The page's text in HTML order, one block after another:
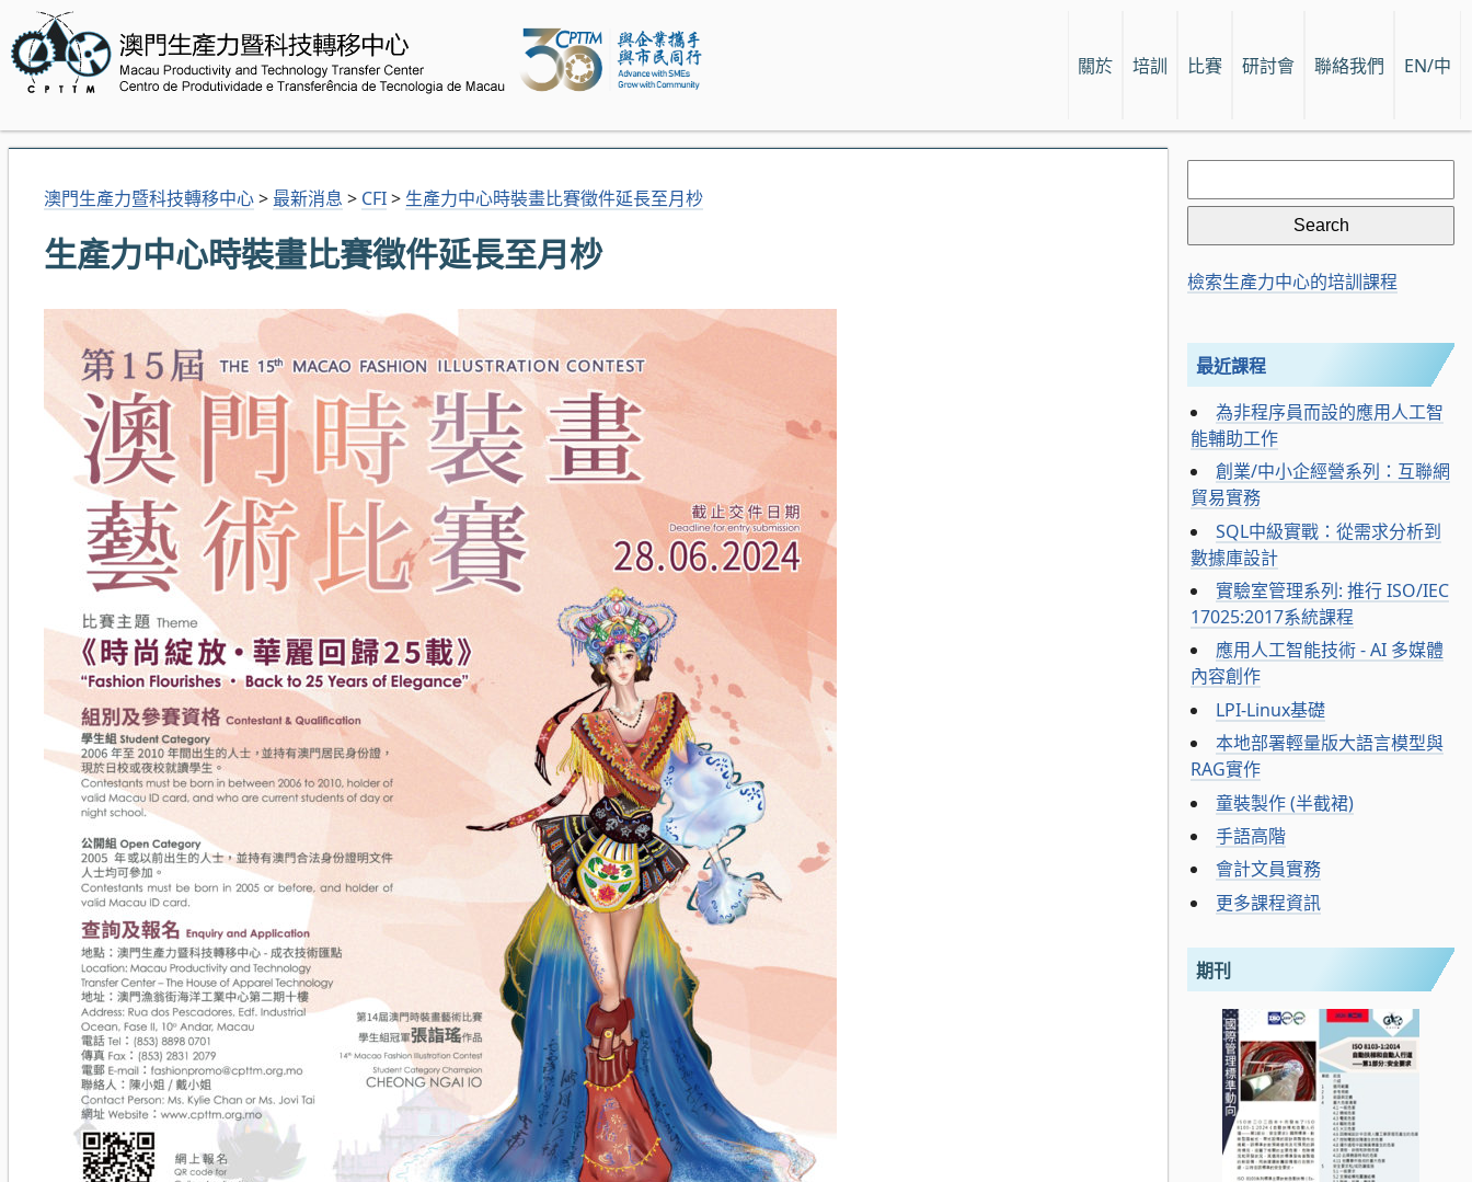
關於 培訓 比賽 研討會 聯絡我們 EN/中
澳門生產力暨科技轉移中心> 最新消息 > CFI> 生產力中心時裝畫比賽徵件延長至月杪
生產力中心時裝畫比賽徵件延長至月杪
Search
for:
檢索生產力中心的培訓課程
最近課程
為非程序員而設的應用人工智
能輔助工作
創業/中小企經營系列：互聯網
貿易實務
SQL中級實戰：從需求分析到
數據庫設計
實驗室管理系列: 推行 ISO/IEC
17025:2017系統課程
應用人工智能技術 - AI 多媒體
內容創作
LPI-Linux基礎
本地部署輕量版大語言模型與
RAG實作
童裝製作 (半截裙)
手語高階
會計文員實務
更多課程資訊
期刊